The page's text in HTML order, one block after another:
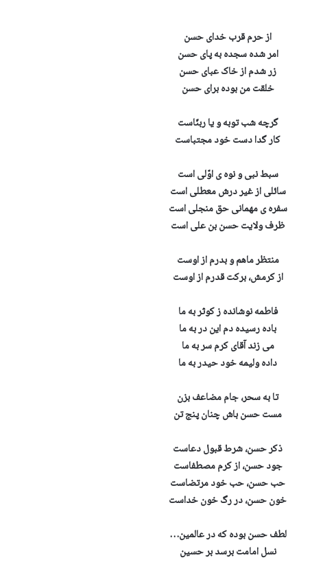
از حرم قرب خدای حسن
امر شده سجده به پای حسن
زر شدم از خاک عبای حسن
خلقت من بوده برای حسن
گرچه شب توبه و یا ربنّاست
کار گدا دست خود مجتباست
سبط نبی و نوه ی اوّلی است
سائلی از غیر درش معطلی است
سفره ی مهمانی حق منجلی است
ظرف ولایت حسن بن علی است
منتظر ماهم و بدرم از اوست
از کرمش، برکت قدرم از اوست
فاطمه نوشانده ز کوثر به ما
باده رسیده دم این در به ما
می زند آقای کرم سر به ما
داده ولیمه خود حیدر به ما
تا به سحر، جام مضاعف بزن
مست حسن باش چنان پنج تن
ذکر حسن، شرط قبول دعاست
جود حسن، از کرم مصطفاست
حب حسن، حب خود مرتضاست
خون حسن، در رگ خون خداست
لطف حسن بوده که در عالمین…
نسل امامت برسد بر حسین